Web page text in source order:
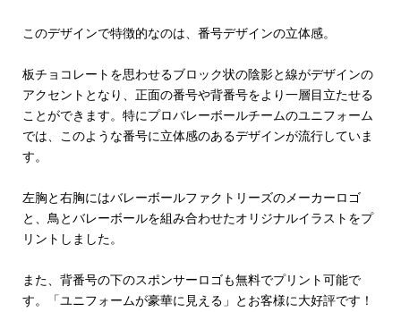
このデザインで特徴的なのは、番号デザインの立体感。
板チョコレートを思わせるブロック状の陰影と線がデザインの
アクセントとなり、正面の番号や背番号をより一層目立たせる
ことができます。特にプロバレーボールチームのユニフォーム
では、このような番号に立体感のあるデザインが流行していま
す。
左胸と右胸にはバレーボールファクトリーズのメーカーロゴ
と、鳥とバレーボールを組み合わせたオリジナルイラストをプ
リントしました。
また、背番号の下のスポンサーロゴも無料でプリント可能で
す。「ユニフォームが豪華に見える」とお客様に大好評です！